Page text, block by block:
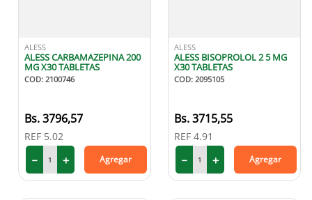
ALESS
ALESS CARBAMAZEPINA 200
MG X30 TABLETAS
COD: 2100746
3796,57
REF 5.02
＋
－ Agregar
ALESS
ALESS BISOPROLOL 2 5 MG
X30 TABLETAS
COD: 2095105
3715,55
REF 4.91
＋
－ Agregar